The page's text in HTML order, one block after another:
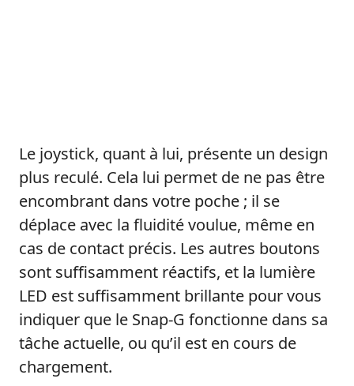
Le joystick, quant à lui, présente un design
plus reculé. Cela lui permet de ne pas être
encombrant dans votre poche ; il se
déplace avec la fluidité voulue, même en
cas de contact précis. Les autres boutons
sont suffisamment réactifs, et la lumière
LED est suffisamment brillante pour vous
indiquer que le Snap-G fonctionne dans sa
tâche actuelle, ou qu’il est en cours de
chargement.